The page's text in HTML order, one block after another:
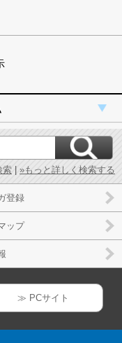
索 | »もっと詳しく検索する
登録
ップ
≫ PCサイト